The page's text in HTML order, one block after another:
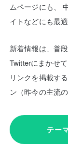
ムページにも、
イトなどにも最適
新着情報は、普
Twitterにまかせて
リンクを掲載する
ン（昨今の主流
テー